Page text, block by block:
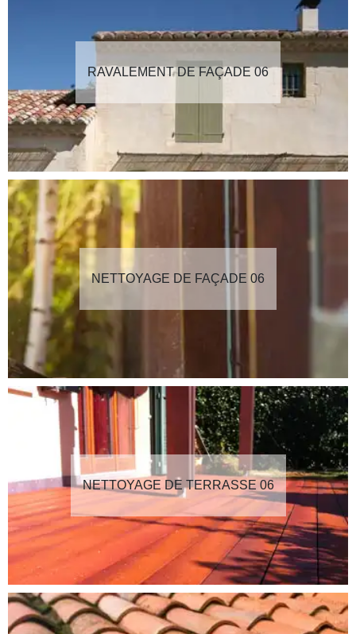
RAVALEMENT DE FAÇADE 06
NETTOYAGE DE FAÇADE 06
NETTOYAGE DE TERRASSE 06